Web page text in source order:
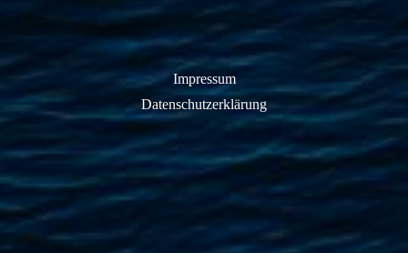
Impressum
Datenschutzerklärung